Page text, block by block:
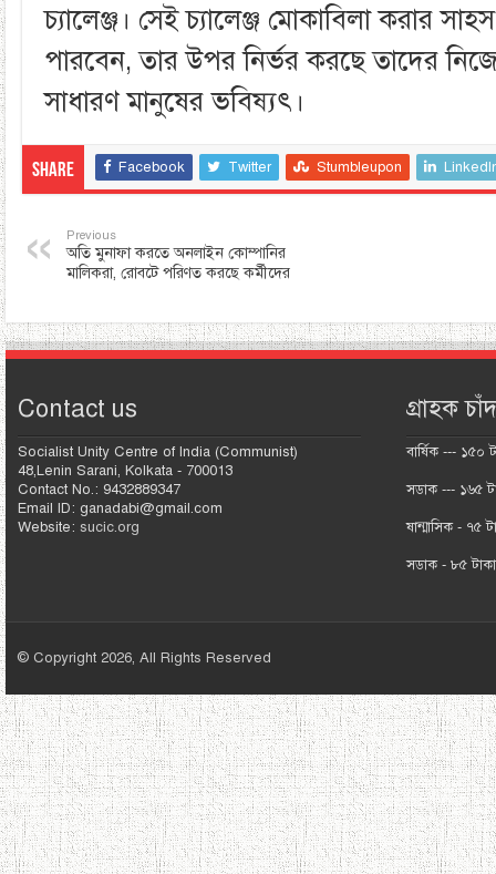
চ্যালেঞ্জ। সেই চ্যালেঞ্জ মোকাবিলা করার
পারবেন, তার উপর নির্ভর করছে তাদের
সাধারণ মানুষের ভবিষ্যৎ।
Share Facebook Twitter Stumbleupon
Previous
অতি মুনাফা করতে অনলাইন কোম্পানির
মালিকরা, রোবটে পরিণত করছে কর্মীদের
Contact us
Socialist Unity Centre of India (Communist)
48,Lenin Sarani, Kolkata - 700013
Contact No.: 9432889347
Email ID: ganadabi@gmail.com
Website: sucic.org
গ্রাহক
বার্ষিক --- ১৫০
সডাক --- ১৬৫
ষান্মাসিক - ৭৫
সডাক - ৮৫ টাকা
© Copyright 2026, All Rights Reserved